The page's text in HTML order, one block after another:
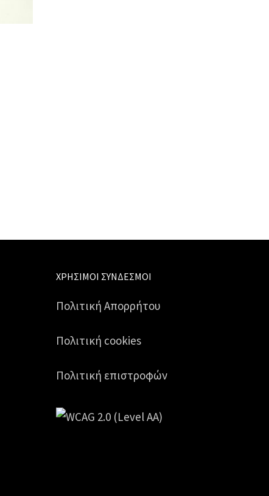
ΧΡΉΣΙΜΟΙ ΣΎΝΔΕΣΜΟΙ
Πολιτική Απορρήτου
Πολιτική cookies
Πολιτική επιστροφών